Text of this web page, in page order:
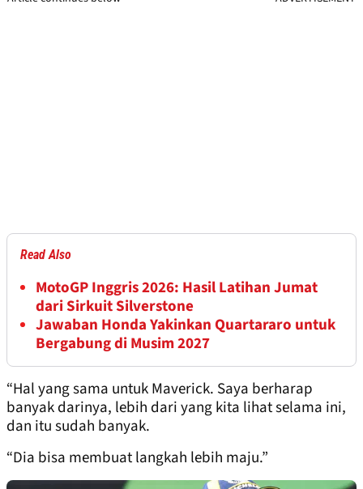
Read Also
MotoGP Inggris 2026: Hasil Latihan Jumat
dari Sirkuit Silverstone
Jawaban Honda Yakinkan Quartararo untuk
Bergabung di Musim 2027
“Hal yang sama untuk Maverick. Saya berharap
banyak darinya, lebih dari yang kita lihat selama ini,
dan itu sudah banyak.
“Dia bisa membuat langkah lebih maju.”